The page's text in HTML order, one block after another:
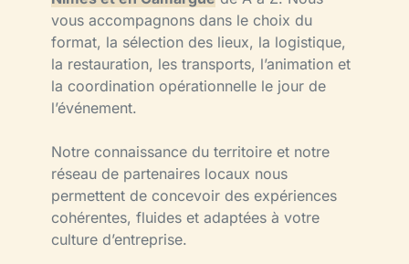
vous accompagnons dans le choix du
format, la sélection des lieux, la logistique,
la restauration, les transports, l’animation et
la coordination opérationnelle le jour de
l’événement.
Notre connaissance du territoire et notre
réseau de partenaires locaux nous
permettent de concevoir des expériences
cohérentes, fluides et adaptées à votre
culture d’entreprise.